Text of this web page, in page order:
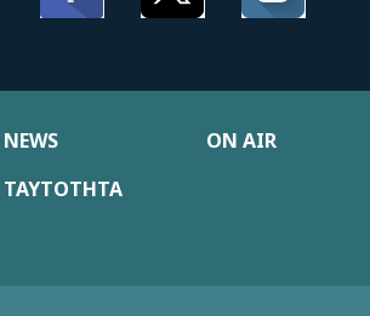
NEWS ON AIR
ΤΑΥΤΟΤΗΤΑ